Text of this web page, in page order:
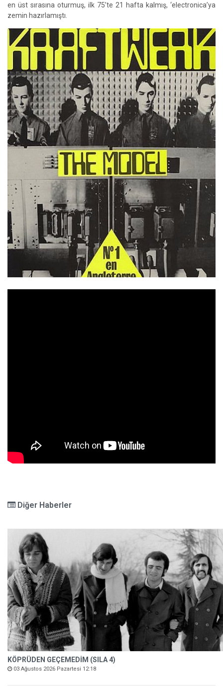
en üst sırasına oturmuş, ilk 75’te 21 hafta kalmış, ‘electronica’ya
zemin hazırlamıştı.
Diğer Haberler
KÖPRÜDEN GEÇEMEDİM (SILA 4)
03 Ağustos 2026 Pazartesi 12:18